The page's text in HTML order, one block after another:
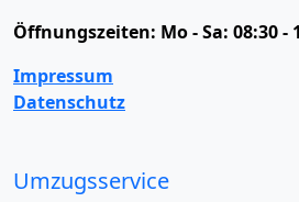
Öffnungszeiten: Mo - Sa: 08:30 -
Impressum
Datenschutz
Umzugsservice